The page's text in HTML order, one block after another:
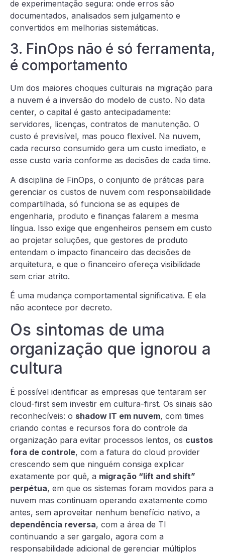
de experimentação segura: onde erros são
documentados, analisados sem julgamento e
convertidos em melhorias sistemáticas.
3. FinOps não é só ferramenta,
é comportamento
Um dos maiores choques culturais na migração para
a nuvem é a inversão do modelo de custo. No data
center, o capital é gasto antecipadamente:
servidores, licenças, contratos de manutenção. O
custo é previsível, mas pouco flexível. Na nuvem,
cada recurso consumido gera um custo imediato, e
esse custo varia conforme as decisões de cada time.
A disciplina de FinOps, o conjunto de práticas para
gerenciar os custos de nuvem com responsabilidade
compartilhada, só funciona se as equipes de
engenharia, produto e finanças falarem a mesma
língua. Isso exige que engenheiros pensem em custo
ao projetar soluções, que gestores de produto
entendam o impacto financeiro das decisões de
arquitetura, e que o financeiro ofereça visibilidade
sem criar atrito.
É uma mudança comportamental significativa. E ela
não acontece por decreto.
Os sintomas de uma
organização que ignorou a
cultura
É possível identificar as empresas que tentaram ser
cloud-first sem investir em cultura-first. Os sinais são
reconhecíveis: o shadow IT em nuvem, com times
criando contas e recursos fora do controle da
organização para evitar processos lentos, os custos
fora de controle, com a fatura do cloud provider
crescendo sem que ninguém consiga explicar
exatamente por quê, a migração “lift and shift”
perpétua, em que os sistemas foram movidos para a
nuvem mas continuam operando exatamente como
antes, sem aproveitar nenhum benefício nativo, a
dependência reversa, com a área de TI
continuando a ser gargalo, agora com a
responsabilidade adicional de gerenciar múltiplos